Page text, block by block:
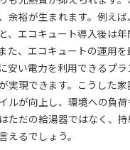
余裕が生まれます。例え
、エコキュート導入後は
た、エコキュートの運用
安い電力を利用できるプラ
実現できます。こうした家
ルが向上し、環境への負
ただの給湯器ではなく、
えるでしょう。